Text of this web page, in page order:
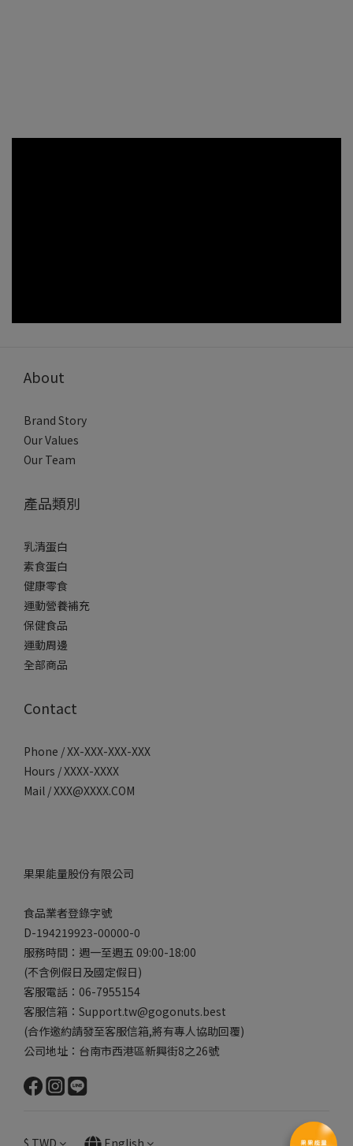
About
Brand Story
Our Values
Our Team
產品類別
乳清蛋白
素食蛋白
健康零食
運動營養補充
保健食品
運動周邊
全部商品
Contact
Phone / XX-XXX-XXX-XXX
Hours / XXXX-XXXX
Mail / XXX@XXXX.COM
果果能量股份有限公司
食品業者登錄字號
D-194219923-00000-0
服務時間：週一至週五 09:00-18:00
(不含例假日及國定假日)
客服電話：06-7955154
客服信箱：Support.tw@gogonuts.best
(合作邀約請發至客服信箱,將有專人協助回覆)
公司地址：台南市西港區新興街8之26號
$ TWD English